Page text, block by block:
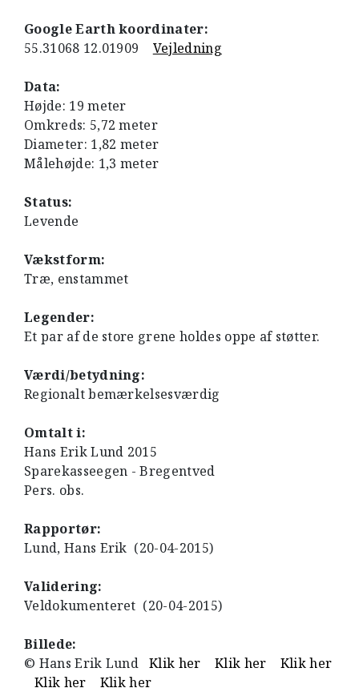
Google Earth koordinater:
55.31068 12.01909 Vejledning
Data:
Højde: 19 meter
Omkreds: 5,72 meter
Diameter: 1,82 meter
Målehøjde: 1,3 meter
Status:
Levende
Vækstform:
Træ, enstammet
Legender:
Et par af de store grene holdes oppe af støtter.
Værdi/betydning:
Regionalt bemærkelsesværdig
Omtalt i:
Hans Erik Lund 2015
Sparekasseegen - Bregentved
Pers. obs.
Rapportør:
Lund, Hans Erik (20-04-2015)
Validering:
Veldokumenteret (20-04-2015)
Billede:
© Hans Erik LundKlik her Klik her
Klik her
Klik her
Klik her